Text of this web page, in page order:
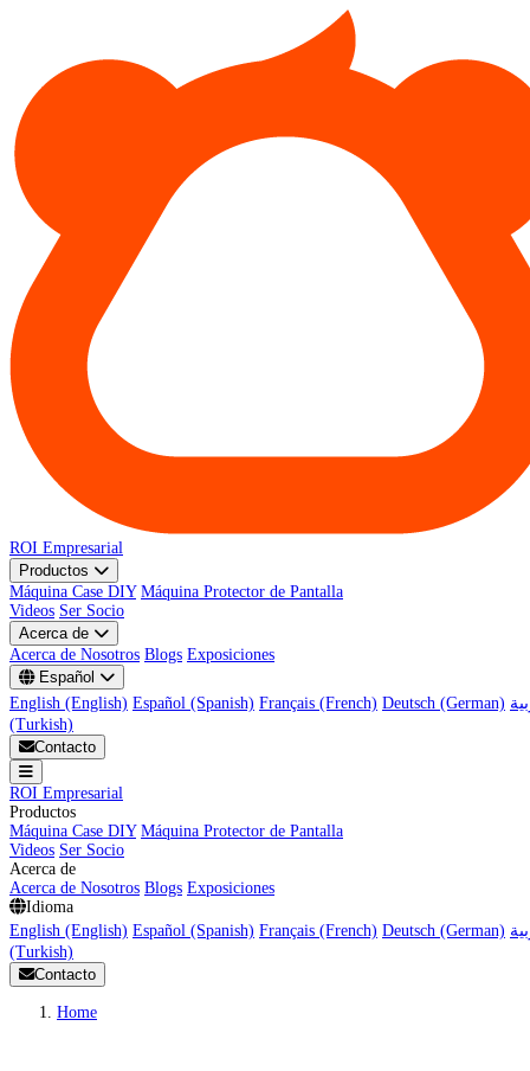
ROI Empresarial
Productos
Máquina Case DIY Máquina Protector de Pantalla
Videos Ser Socio
Acerca de
Acerca de Nosotros Blogs Exposiciones
Español
English (English) Español (Spanish) Français (French) Deutsch (German)
(Turkish)
Contacto
ROI Empresarial
Productos
Máquina Case DIY Máquina Protector de Pantalla
Videos Ser Socio
Acerca de
Acerca de Nosotros Blogs Exposiciones
Idioma
English (English) Español (Spanish) Français (French) Deutsch (German)
(Turkish)
Contacto
Home